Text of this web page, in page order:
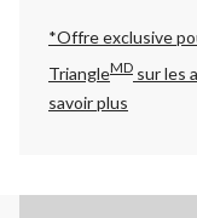
*Offre exclusive
TriangleMD sur les
savoir plus